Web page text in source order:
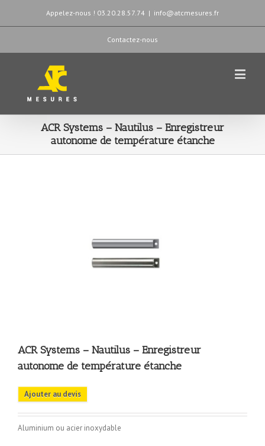
Appelez-nous ! 03.20.28.57.74 | info@atcmesures.fr
Contactez-nous
ACR Systems – Nautilus – Enregistreur
autonome de température étanche
ACR Systems – Nautilus – Enregistreur
autonome de température étanche
Ajouter au devis
Aluminium ou acier inoxydable